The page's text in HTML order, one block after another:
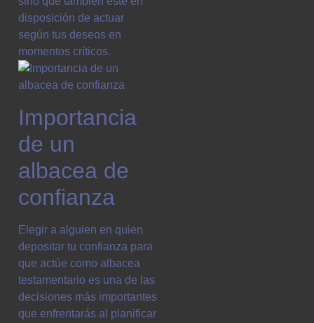
disposición de actuar
según tus deseos en
momentos críticos.
Importancia
de un
albacea de
confianza
Elegir a alguien en quien
depositar tu confianza para
que actúe como albacea
testamentario es una de las
decisiones más importantes
que enfrentarás al planificar